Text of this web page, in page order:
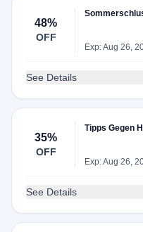
48%
OFF
Exp: Aug 26,
See Details
35%
OFF
Tipps Gegen
Exp: Aug 26,
See Details